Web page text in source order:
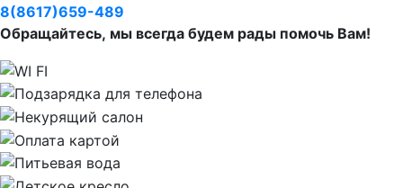
8(8617)659-489
Обращайтесь, мы всегда будем рады помочь Вам!